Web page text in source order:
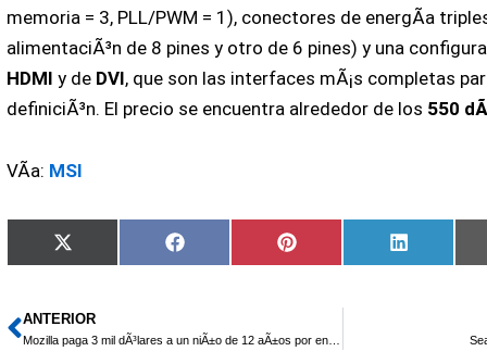
memoria = 3, PLL/PWM = 1), conectores de energÃ­a
alimentaciÃ³n de 8 pines y otro de 6 pines) y una
HDMI y de DVI, que son las interfaces mÃ¡s completas
definiciÃ³n. El precio se encuentra alrededor de los 550
VÃ­a: MSI
Compartir
en
X
(Twitter)
Compartir
en
Facebook
Compartir
en
Pinterest
en
LinkedIn
Ant
ANTERIOR